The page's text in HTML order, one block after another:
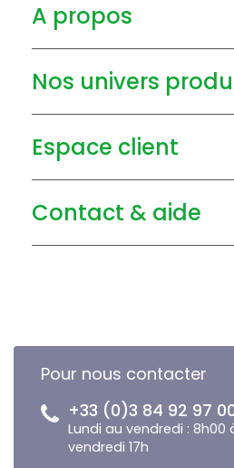
A propos
Nos univers
Espace client
Contact & aide
Pour nous contacter
+33 (0)3 84 92 97
Lundi au vendredi : 8h00
vendredi 17h